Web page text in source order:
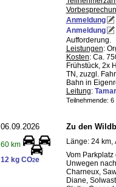
Anmeldung
Anmeldung
Aufforderung.
Leistungen:
Kosten: Ca.
Frühstück, 2x
TN, zuzgl.
Bahn in
Leitung:
Teilnehmende:
06.09.2026
60 km
12 kg CO2e
Zu den
Länge: 24 km,
Vom
Unwegen
Charneux,
Diane,